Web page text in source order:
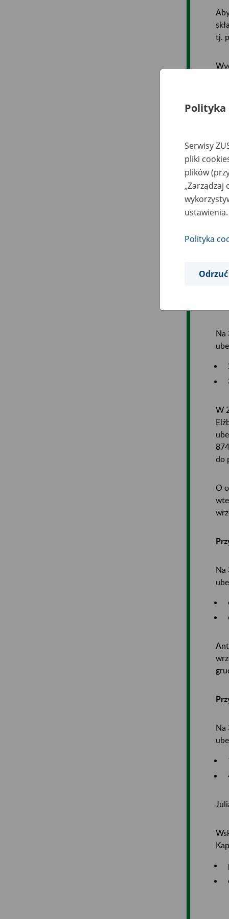
tj.
Na
W
do
Na
W
do
O
Na
Na
Polityka
Serwisy
pliki
plików
„Zarządzaj
Polityka